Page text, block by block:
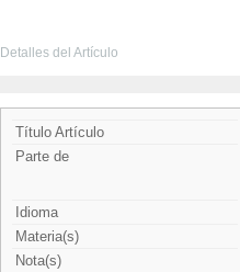
Detalles del Artículo
Título Artículo
Parte de
Idioma
Materia(s)
Nota(s)